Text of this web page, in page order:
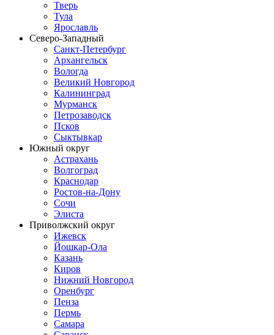
Тверь
Тула
Ярославль
Северо-Западный
Санкт-Петербург
Архангельск
Вологда
Великий Новгород
Калининград
Мурманск
Петрозаводск
Псков
Сыктывкар
Южный округ
Астрахань
Волгоград
Краснодар
Ростов-на-Дону
Сочи
Элиста
Приволжский округ
Ижевск
Йошкар-Ола
Казань
Киров
Нижний Новгород
Оренбург
Пенза
Пермь
Самара